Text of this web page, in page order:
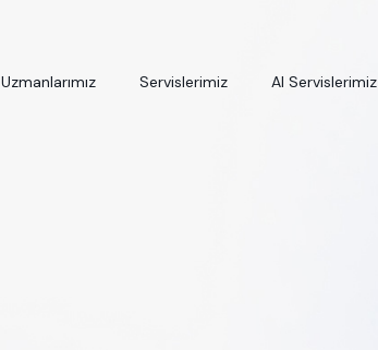
Uzmanlarımız Servislerimiz AI Servislerimiz